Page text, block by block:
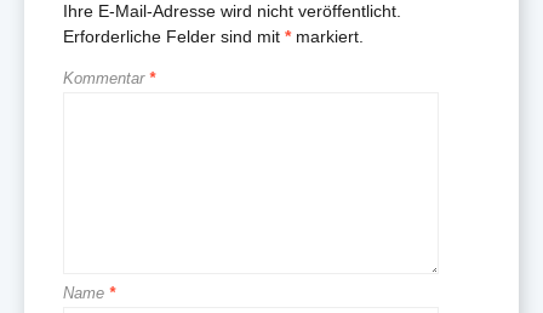
Ihre E-Mail-Adresse wird nicht veröffentlicht.
Erforderliche Felder sind mit *markiert.
Kommentar *
Name *